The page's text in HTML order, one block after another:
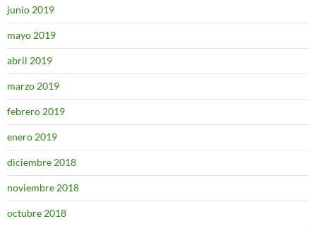
junio 2019
mayo 2019
abril 2019
marzo 2019
febrero 2019
enero 2019
diciembre 2018
noviembre 2018
octubre 2018